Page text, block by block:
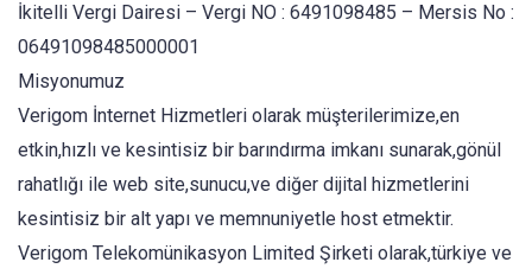
İkitelli Vergi Dairesi – Vergi NO : 6491098485 – Mersis No :
06491098485000001
Misyonumuz
Verigom İnternet Hizmetleri olarak müşterilerimize,en
etkin,hızlı ve kesintisiz bir barındırma imkanı sunarak,gönül
rahatlığı ile web site,sunucu,ve diğer dijital hizmetlerini
kesintisiz bir alt yapı ve memnuniyetle host etmektir.
Verigom Telekomünikasyon Limited Şirketi olarak,türkiye ve